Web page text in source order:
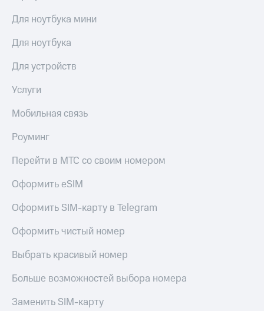
Для ноутбука мини
Для ноутбука
Для устройств
Услуги
Мобильная связь
Роуминг
Перейти в МТС со своим номером
Оформить eSIM
Оформить SIM-карту в Telegram
Оформить чистый номер
Выбрать красивый номер
Больше возможностей выбора номера
Заменить SIM-карту